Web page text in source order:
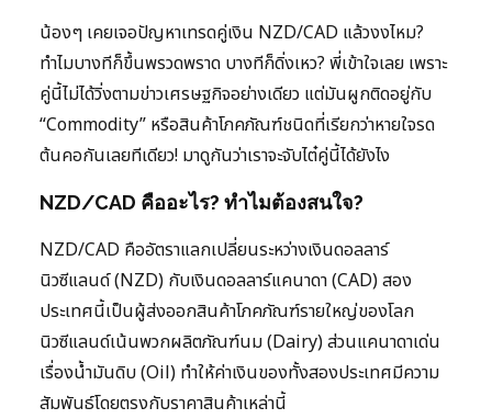
น้องๆ เคยเจอปัญหาเทรดคู่เงิน NZD/CAD แล้วงงไหม?
ทำไมบางทีก็ขึ้นพรวดพราด บางทีก็ดิ่งเหว? พี่เข้าใจเลย เพราะ
คู่นี้ไม่ได้วิ่งตามข่าวเศรษฐกิจอย่างเดียว แต่มันผูกติดอยู่กับ
“Commodity” หรือสินค้าโภคภัณฑ์ชนิดที่เรียกว่าหายใจรด
ต้นคอกันเลยทีเดียว! มาดูกันว่าเราจะจับไต๋คู่นี้ได้ยังไง
NZD/CAD คืออะไร? ทำไมต้องสนใจ?
NZD/CAD คืออัตราแลกเปลี่ยนระหว่างเงินดอลลาร์
นิวซีแลนด์ (NZD) กับเงินดอลลาร์แคนาดา (CAD) สอง
ประเทศนี้เป็นผู้ส่งออกสินค้าโภคภัณฑ์รายใหญ่ของโลก
นิวซีแลนด์เน้นพวกผลิตภัณฑ์นม (Dairy) ส่วนแคนาดาเด่น
เรื่องน้ำมันดิบ (Oil) ทำให้ค่าเงินของทั้งสองประเทศมีความ
สัมพันธ์โดยตรงกับราคาสินค้าเหล่านี้